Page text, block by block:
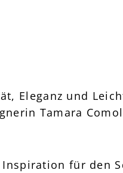
Eleganz und
Tamara
Inspiration für den